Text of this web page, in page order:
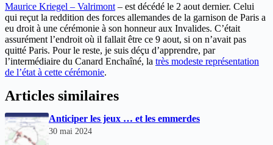
Maurice Kriegel – Valrimont – est décédé le 2 aout dernier. Celui
qui reçut la reddition des forces allemandes de la garnison de Paris a
eu droit à une cérémonie à son honneur aux Invalides. C’était
assurément l’endroit où il fallait être ce 9 aout, si on n’avait pas
quitté Paris. Pour le reste, je suis déçu d’apprendre, par
l’intermédiaire du Canard Enchaîné, la très modeste représentation
de l’état à cette cérémonie.
Articles similaires
Anticiper les jeux … et les emmerdes
30 mai 2024